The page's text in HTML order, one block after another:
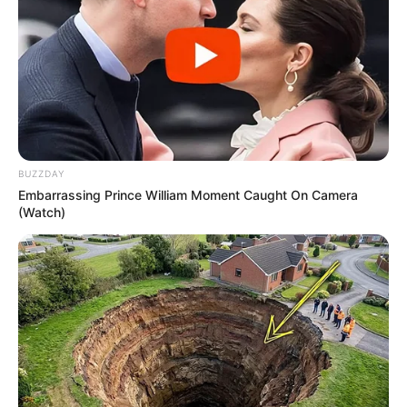
Motos e bicicletas para ACS e ACE: veja o
passo a passo para conseguir o benefício.
Agente de Saúde é indiciada por falsificar
visitas que nunca aconteceram.
elétricas, barcos, celulares e aplicativo...
PEC 14 avança no Senado e cumpre
sessões de discussão; Aposentadoria
Especial...
BUZZDAY
Embarrassing Prince William Moment Caught On Camera
(Watch)